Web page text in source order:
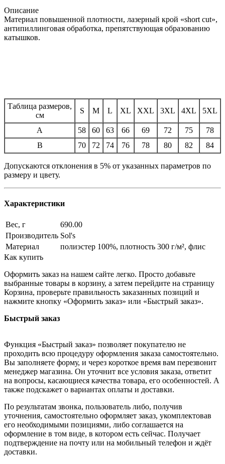
Описание
Материал повышенной плотности, лазерный крой «short cut»,
антипиллинговая обработка, препятствующая образованию
катышков.
Таблица размеров,
см
S M L XL XXL 3XL 4XL 5XL
A 58 60 63 66 69 72 75
78
B
70 72 74 76 78 80 82 84
Допускаются отклонения в 5% от указанных параметров по
размеру и цвету.
Характеристики
Вес, г
690.00
Производитель Sol's
Материал
полиэстер 100%, плотность 300 г/м², флис
Как купить
Оформить заказ на нашем сайте легко. Просто добавьте
выбранные товары в корзину, а затем перейдите на страницу
Корзина, проверьте правильность заказанных позиций и
нажмите кнопку «Оформить заказ» или «Быстрый заказ».
Быстрый заказ
Функция «Быстрый заказ» позволяет покупателю не
проходить всю процедуру оформления заказа самостоятельно.
Вы заполняете форму, и через короткое время вам перезвонит
менеджер магазина. Он уточнит все условия заказа, ответит
на вопросы, касающиеся качества товара, его особенностей. А
также подскажет о вариантах оплаты и доставки.
По результатам звонка, пользователь либо, получив
уточнения, самостоятельно оформляет заказ, укомплектовав
его необходимыми позициями, либо соглашается на
оформление в том виде, в котором есть сейчас. Получает
подтверждение на почту или на мобильный телефон и ждёт
доставки.